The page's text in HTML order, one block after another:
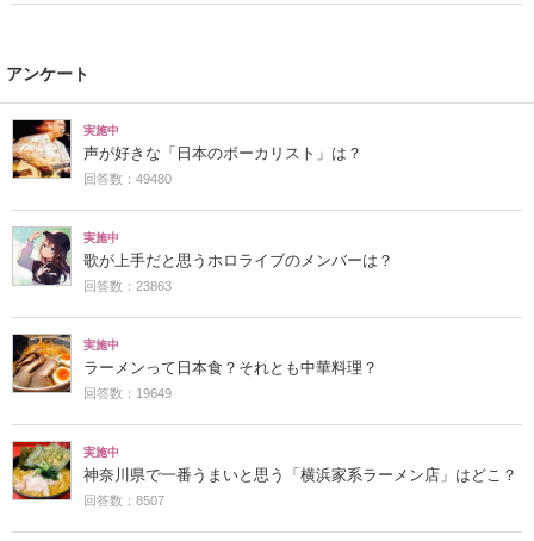
アンケート
実施中
声が好きな「日本のボーカリスト」は？
回答数：49480
実施中
歌が上手だと思うホロライブのメンバーは？
回答数：23863
実施中
ラーメンって日本食？それとも中華料理？
回答数：19649
実施中
神奈川県で一番うまいと思う「横浜家系ラーメン店」はどこ？
回答数：8507